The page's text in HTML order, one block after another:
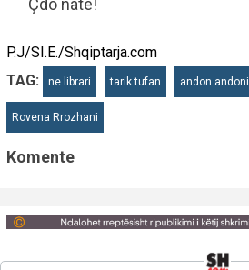
Çdo natë!
P.J/SI.E./Shqiptarja.com
TAG:
ne librari tarik tufan andon andoni
Rovena Rrozhani
Komente